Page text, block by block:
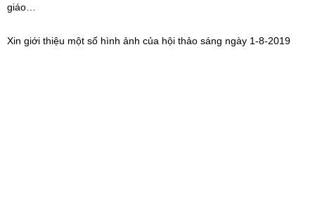
giáo…
Xin giới thiệu một số hình ảnh của hội thảo sáng ngày 1-8-2019